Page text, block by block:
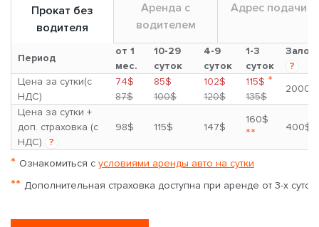
Прокат без
водителя
Аренда с
водителем
Адрес подачи
Период
от 1
мес.
10-29
суток
4-9
суток
1-3
суток
Залог
?
Цена за сутки(с
НДС)
74$
87$
85$
100$
102$
120$
115$ *
135$
2000$
Цена за сутки +
доп. страховка (с
НДС)
?
98$ 115$ 147$
160$
** 400$
* Ознакомиться с условиями аренды авто на сутки
** Дополнительная страховка доступна при аренде от 3-х суток